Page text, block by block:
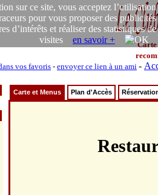
sur ce site, vous acceptez l’utilisation
pour vous proposer des publicités
d’intérêts et réaliser des statistiques de
visites en savoir +
Carte
vos favoris - envoyer ce lien à un ami -
Carte et Menus Plan d'Accès